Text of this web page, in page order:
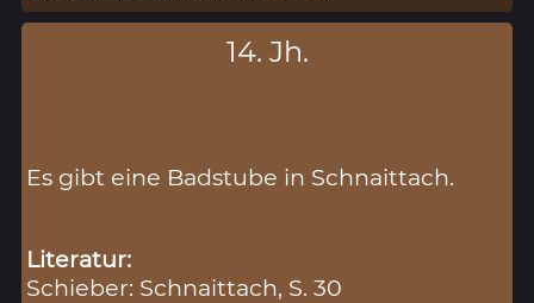
14. Jh.
Es gibt eine Badstube in Schnaittach.
Literatur:
Schieber: Schnaittach, S. 30